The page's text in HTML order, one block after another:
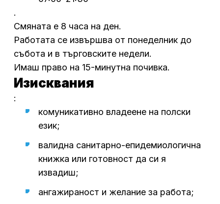
.
Смяната е 8 часа на ден.
Работата се извършва от понеделник до
събота и в търговските недели.
Имаш право на 15-минутна почивка.
Изисквания
:
комуникативно владеене на полски
език;
валидна санитарно-епидемиологична
книжка или готовност да си я
извадиш;
ангажираност и желание за работа;